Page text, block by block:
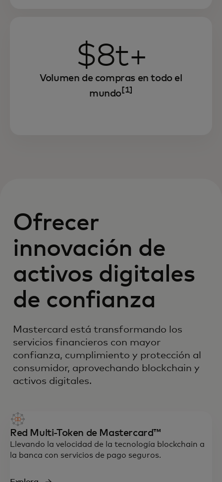
$8t+
Volumen de compras en todo el
mundo[1]
Ofrecer
innovación de
activos digitales
de confianza
Mastercard está transformando los
servicios financieros con mayor
confianza, cumplimiento y protección al
consumidor, aprovechando blockchain y
activos digitales.
Red Multi-Token de Mastercard™
Llevando la velocidad de la tecnología blockchain a
la banca con servicios de pago seguros.